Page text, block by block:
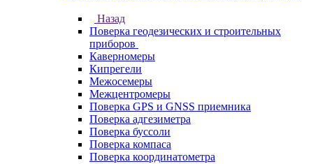
Назад
Поверка геодезических и строительных
приборов
Каверномеры
Кипрегели
Межосемеры
Межцентромеры
Поверка GPS и GNSS приемника
Поверка адгезиметра
Поверка буссоли
Поверка компаса
Поверка координатометра